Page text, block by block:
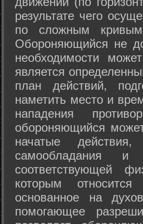
результате чего
по сложным
Обороняющийся не
необходимости
является
план действий,
наметить место и
нападения
обороняющийся
начатые
самообладания
соответствующей
которым
основанное на
помогающее